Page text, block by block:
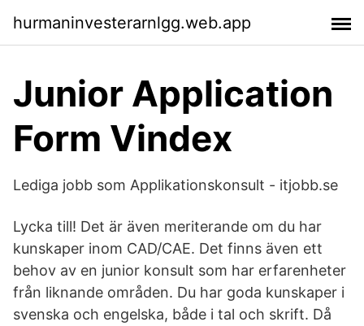
hurmaninvesterarnlgg.web.app
Junior Application
Form Vindex
Lediga jobb som Applikationskonsult - itjobb.se
Lycka till! Det är även meriterande om du har
kunskaper inom CAD/CAE. Det finns även ett
behov av en junior konsult som har erfarenheter
från liknande områden. Du har goda kunskaper i
svenska och engelska, både i tal och skrift. Då